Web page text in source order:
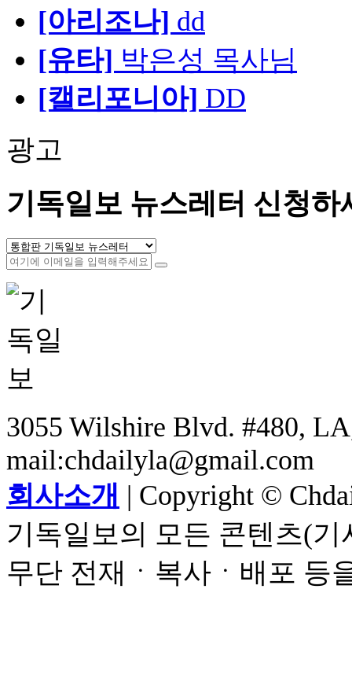
[아리조나] dd
[유타] 박은성 목사님
[캘리포니아] DD
광고
기독일보 뉴스레터 신청하
3055 Wilshire Blvd. #480,
mail:chdailyla@gmail.com
회사소개 | Copyright ©
기독일보의 모든 콘텐츠(
무단 전재ㆍ복사ㆍ배포 등